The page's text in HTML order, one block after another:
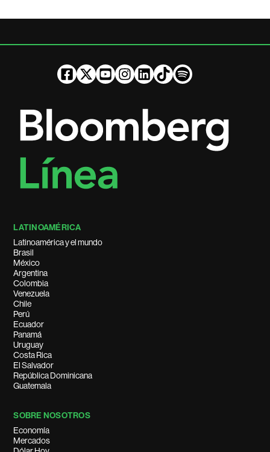
LATINOAMÉRICA
Latinoamérica y el mundo
Brasil
México
Argentina
Colombia
Venezuela
Chile
Perú
Ecuador
Panamá
Uruguay
Costa Rica
El Salvador
República Dominicana
Guatemala
SOBRE NOSOTROS
Economía
Mercados